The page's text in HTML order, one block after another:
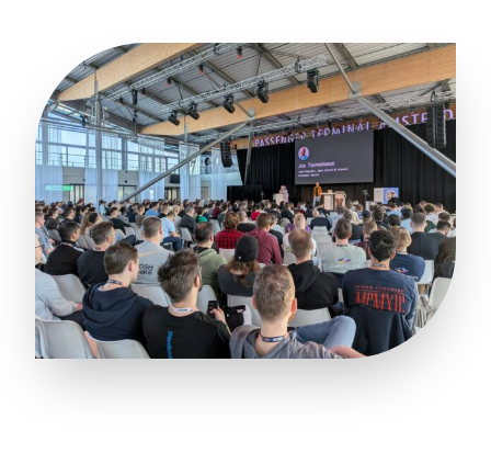
recrute
Simulateur
de
revenus
API
Platform
Conference